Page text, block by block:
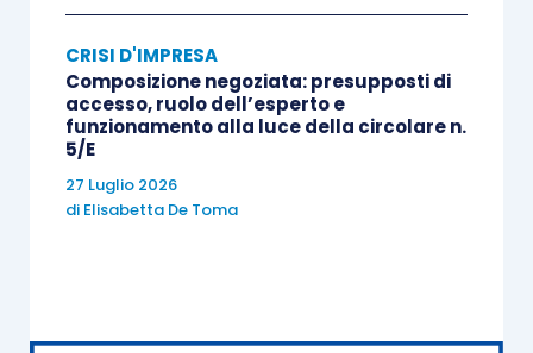
segnalazione dei soggetti di cui agli articoli 14 e 15
ovvero alla istanza del debitore di composizione
assistita della crisi.”
Per quanto, quindi, nell’inciso si faccia
riferimento alla compatibilità
CRISI D'IMPRESA
Composizione negoziata: presupposti di
accesso, ruolo dell’esperto e
funzionamento alla luce della circolare n.
5/E
27 Luglio 2026
di Elisabetta De Toma